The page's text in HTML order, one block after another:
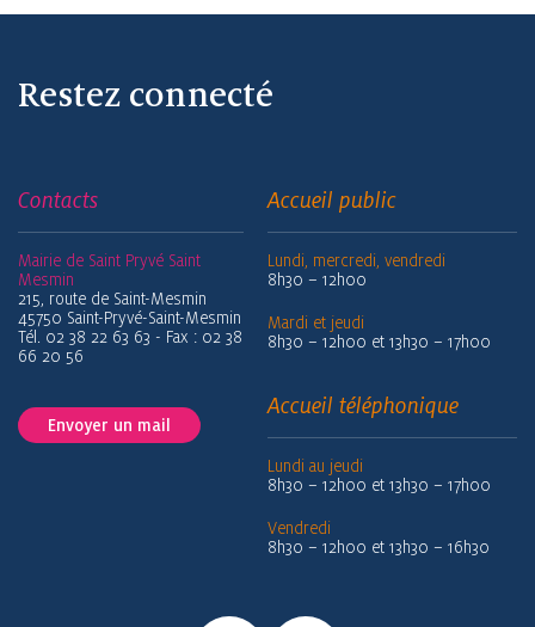
Restez connecté
Contacts
Mairie de Saint Pryvé Saint
Mesmin
215, route de Saint-Mesmin
45750 Saint-Pryvé-Saint-Mesmin
Tél. 02 38 22 63 63 - Fax : 02 38
66 20 56
Envoyer un mail
Accueil public
Lundi, mercredi, vendredi
8h30 – 12h00
Mardi et jeudi
8h30 – 12h00 et 13h30 – 17h00
Accueil téléphonique
Lundi au jeudi
8h30 – 12h00 et 13h30 – 17h00
Vendredi
8h30 – 12h00 et 13h30 – 16h30